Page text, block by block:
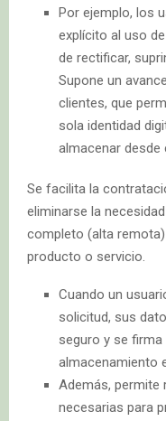
Por ejemplo, los
explícito al uso
de rectificar,
Supone un
clientes, que
sola identidad
almacenar desde
Se facilita la
eliminarse la
completo (alta
producto o servicio.
Cuando un
solicitud, sus
seguro y se
almacenamiento
Además, permite
necesarias para